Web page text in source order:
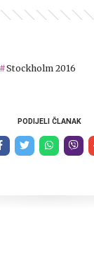
Stockholm 2016
PODIJELI ČLANAK